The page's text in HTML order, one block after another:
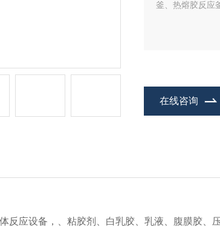
釜、热熔胶反应
在线咨询
反应设备，、粘胶剂、白乳胶、乳液、腹膜胶、